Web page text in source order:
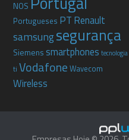
NOS
Portugueses PT Renault
samsungsegurança
Siemenssmartphones tecnologia
ti Vodafone Wavecom
Wireless